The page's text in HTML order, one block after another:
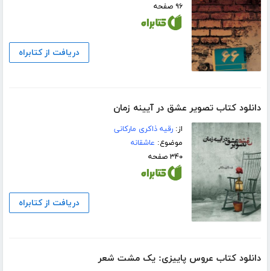
۹۶ صفحه
دریافت از کتابراه
دانلود کتاب تصویر عشق در آیینه زمان
از:رقیه ذاکری مارکانی
موضوع: عاشقانه
۳۴۰ صفحه
دریافت از کتابراه
دانلود کتاب عروس پاییزی: یک مشت شعر